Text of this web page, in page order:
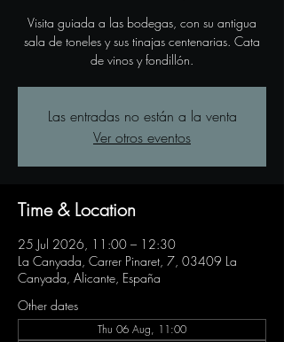
Visita guiada a las bodegas, con su antigua
sala de toneles y sus tinajas centenarias. Cata
de vinos y fondillón.
Las entradas no están a la venta
Ver otros eventos
Time & Location
25 Jul 2026, 11:00 – 12:30
La Canyada, Carrer Pinaret, 7, 03409 La
Canyada, Alicante, España
Other dates
Thu 06 Aug, 11:00